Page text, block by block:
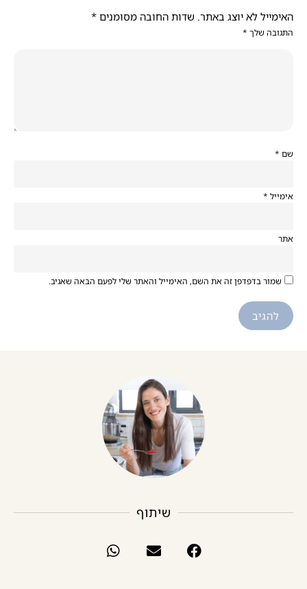
שיתוף
האימייל לא יוצג באתר. שדות החובה מסומנים *
התגובה שלך *
שם *
אימייל *
אתר
שמור בדפדפן זה את השם, האימייל והאתר שלי לפעם הבאה שאגיב.